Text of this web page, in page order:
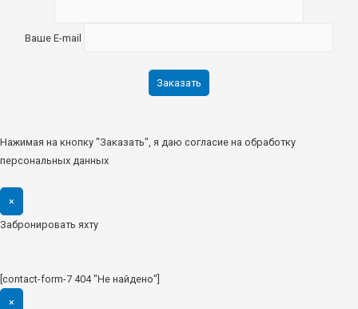
Ваше E-mail
Нажимая на кнопку "Заказать", я даю согласие на обработку
персональных данных
×
Забронировать яхту
[contact-form-7 404 "Не найдено"]
×